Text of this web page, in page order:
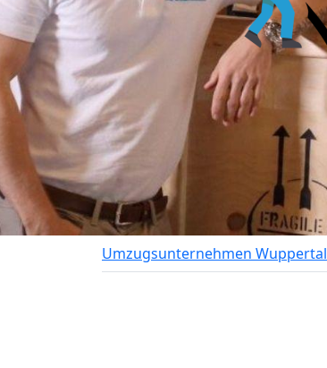
Umzugsunternehmen Wuppertal